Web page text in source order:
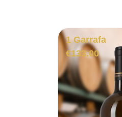
1 Garrafa
€133.00